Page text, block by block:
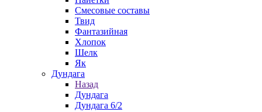
Смесовые составы
Твид
Фантазийная
Хлопок
Шелк
Як
Дундага
Назад
Дундага
Дундага 6/2